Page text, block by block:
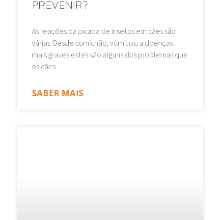
PREVENIR?
As reações da picada de insetos em cães são
várias. Desde comichão, vómitos, a doenças
mais graves estes são alguns dos problemas que
os cães
SABER MAIS